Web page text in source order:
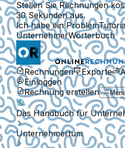
Stellen Sie Rechnungen
30 Sekunden aus.
Ich habe ein Problem
UnternehmerWörterbuch
Rechnungen Exporte
Einloggen
Rechnung erstellen
Das Handbuch für
Unternehmertum